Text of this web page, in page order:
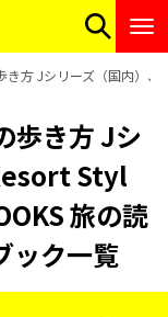
き方 Jシリーズ（国内）
歩き方 Jシ
Styl
旅の読
ック一覧